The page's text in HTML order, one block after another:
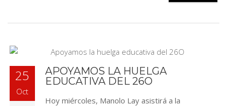
25
Oct
APOYAMOS LA HUELGA
EDUCATIVA DEL 26O
Hoy miércoles, Manolo Lay asistirá a la